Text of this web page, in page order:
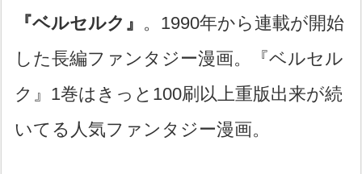
『ベルセルク』 。1990年から連載が開始
した長編ファンタジー漫画。『ベルセル
ク』1巻はきっと100刷以上重版出来が続
いてる人気ファンタジー漫画。